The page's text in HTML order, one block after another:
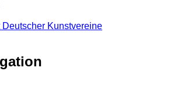
Kunstvereine